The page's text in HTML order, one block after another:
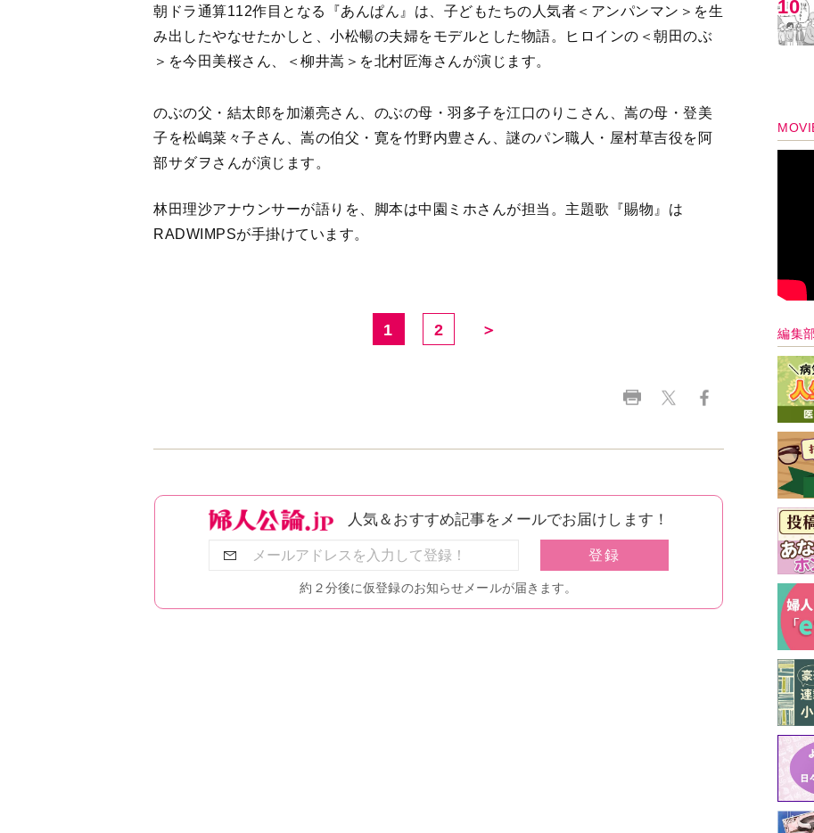
朝ドラ通算112作目となる『あんぱん』は、子どもたちの人気者＜アンパンマン＞を生
み出したやなせたかしと、小松暢の夫婦をモデルとした物語。ヒロインの＜朝田のぶ
＞を今田美桜さん、＜柳井嵩＞を北村匠海さんが演じます。
のぶの父・結太郎を加瀬亮さん、のぶの母・羽多子を江口のりこさん、嵩の母・登美
子を松嶋菜々子さん、嵩の伯父・寛を竹野内豊さん、謎のパン職人・屋村草吉役を阿
部サダヲさんが演じます。
林田理沙アナウンサーが語りを、脚本は中園ミホさんが担当。主題歌『賜物』は
RADWIMPSが手掛けています。
1 2 ＞
10
編集